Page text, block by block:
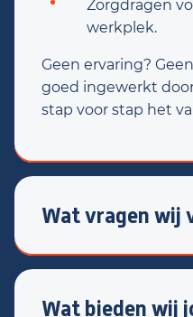
Zorgdragen
werkplek.
Geen ervaring?
goed ingewerkt
stap voor stap het
Wat vragen wij
Je werkt
Wat bieden wij